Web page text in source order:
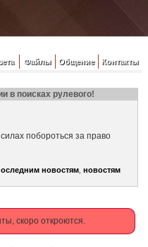
Файлы Общение Контакты
в поисках рулевого!
побороться за право
новостям, новостям
скоро откроются.